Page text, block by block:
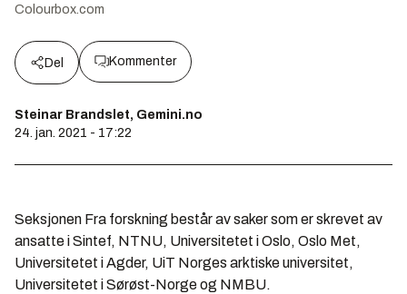
Colourbox.com
Del Kommenter
Steinar Brandslet, Gemini.no
24. jan. 2021 - 17:22
Seksjonen Fra forskning består av saker som er skrevet av
ansatte i Sintef, NTNU, Universitetet i Oslo, Oslo Met,
Universitetet i Agder, UiT Norges arktiske universitet,
Universitetet i Sørøst-Norge og NMBU.